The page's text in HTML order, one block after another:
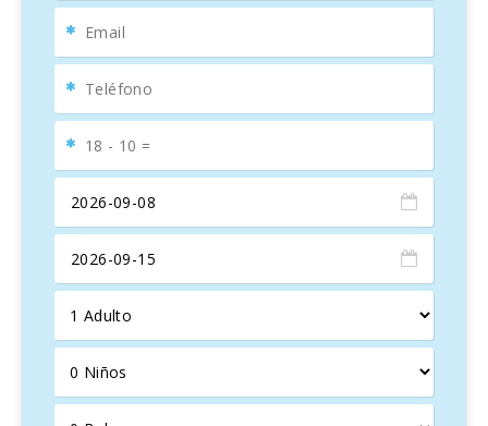
agradable comida al aire libre.
jardíncon zona de césped a su vez alrededor de la villa,
y también hay un
La villa dispone de4 dormitorios,TV de pantalla plana
con canales vía satélite, cocina equipada con
microondas,lavadoray2 bañoscon bidet y un aseo
para invitados. Dividido en las dos plantas, todas las
habitaciones están amuebladas con camas dobles y tienen
acceso a lasterrazas. Juguetones y acogedores,
decorados con buen gusto, satisfacen plenamente su
bienestar. El establecimiento proporcionatoallasyropa
de cama
En la planta baja hay una sala amplia y espléndida entrada,
una sala de estar con chimenea, comedor,
2 dormitorios
doblesconterraza cubierta, un baño, una cocina
totalmente equipada con
y aseo de